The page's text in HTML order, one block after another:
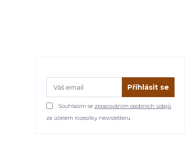
Přihlásit se
Souhlasím se zpracováním osobních údajů
za účelem rozesílky newsletteru.